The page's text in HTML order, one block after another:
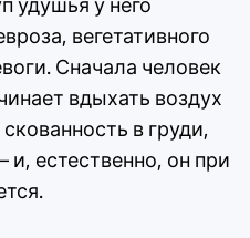
удушья у него
вегетативного
Сначала человек
вдыхать воздух
в груди,
и, естественно, он при